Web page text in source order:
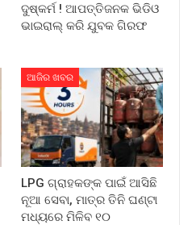
ଦୁଷ୍କର୍ମ ! ଆପତ୍ତିଜନକ ଭିଡିଓ
ଭାଇରାଲ୍ କରି ଯୁବକ ଗିରଫ
ଆଜିର ଖବର
LPG ଗ୍ରାହକଙ୍କ ପାଇଁ ଆସିଛି
ନୂଆ ସେବା, ମାତ୍ର ତିନି ଘଣ୍ଟା
ମଧ୍ୟରେ ମିଳିବ ୧୦